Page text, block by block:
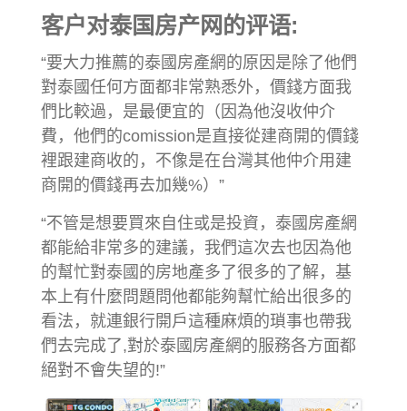
客户对泰国房产网的评语:
“要大力推薦的泰國房產網的原因是除了他們
對泰國任何方面都非常熟悉外，價錢方面我
們比較過，是最便宜的（因為他沒收仲介
費，他們的comission是直接從建商開的價錢
裡跟建商收的，不像是在台灣其他仲介用建
商開的價錢再去加幾%）”
“不管是想要買來自住或是投資，泰國房產網
都能給非常多的建議，我們這次去也因為他
的幫忙對泰國的房地產多了很多的了解，基
本上有什麼問題問他都能夠幫忙給出很多的
看法，就連銀行開戶這種麻煩的瑣事也帶我
們去完成了,對於泰國房產網的服務各方面都
絕對不會失望的!”